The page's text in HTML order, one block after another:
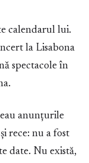
calendarul lui.
la Lisabona
spectacole în
anunțurile
rece: nu a fost
date. Nu există,